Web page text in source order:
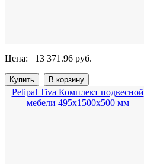
Цена: 13 371.96 руб.
Pelipal Tiva Комплект подвесной
мебели 495х1500х500 мм